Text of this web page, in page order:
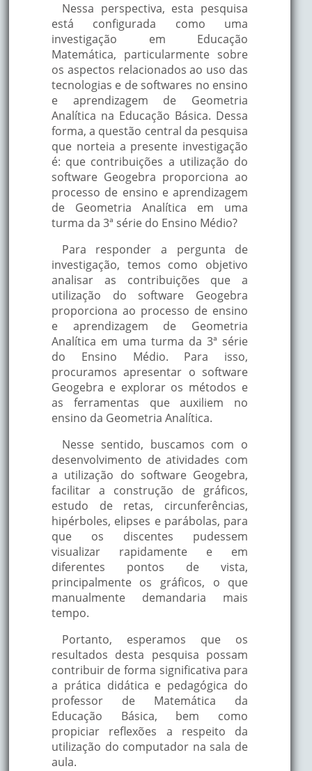
Nessa perspectiva, esta pesquisa
está configurada como uma
investigação em Educação
Matemática, particularmente sobre
os aspectos relacionados ao uso das
tecnologias e de softwares no ensino
e aprendizagem de Geometria
Analítica na Educação Básica. Dessa
forma, a questão central da pesquisa
que norteia a presente investigação
é: que contribuições a utilização do
software Geogebra proporciona ao
processo de ensino e aprendizagem
de Geometria Analítica em uma
turma da 3ª série do Ensino Médio?
Para responder a pergunta de
investigação, temos como objetivo
analisar as contribuições que a
utilização do software Geogebra
proporciona ao processo de ensino
e aprendizagem de Geometria
Analítica em uma turma da 3ª série
do Ensino Médio. Para isso,
procuramos apresentar o software
Geogebra e explorar os métodos e
as ferramentas que auxiliem no
ensino da Geometria Analítica.
Nesse sentido, buscamos com o
desenvolvimento de atividades com
a utilização do software Geogebra,
facilitar a construção de gráficos,
estudo de retas, circunferências,
hipérboles, elipses e parábolas, para
que os discentes pudessem
visualizar rapidamente e em
diferentes pontos de vista,
principalmente os gráficos, o que
manualmente demandaria mais
tempo.
Portanto, esperamos que os
resultados desta pesquisa possam
contribuir de forma significativa para
a prática didática e pedagógica do
professor de Matemática da
Educação Básica, bem como
propiciar reflexões a respeito da
utilização do computador na sala de
aula.